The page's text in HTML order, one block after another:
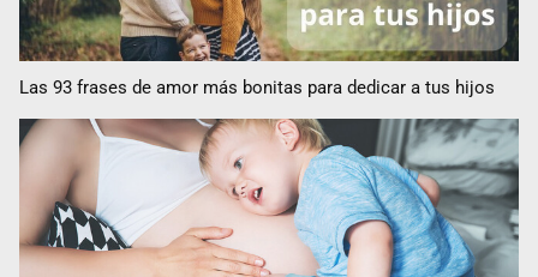
Las 93 frases de amor más bonitas para dedicar a tus hijos